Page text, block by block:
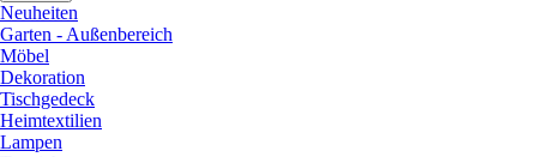
Neuheiten
Garten - Außenbereich
Möbel
Dekoration
Tischgedeck
Heimtextilien
Lampen